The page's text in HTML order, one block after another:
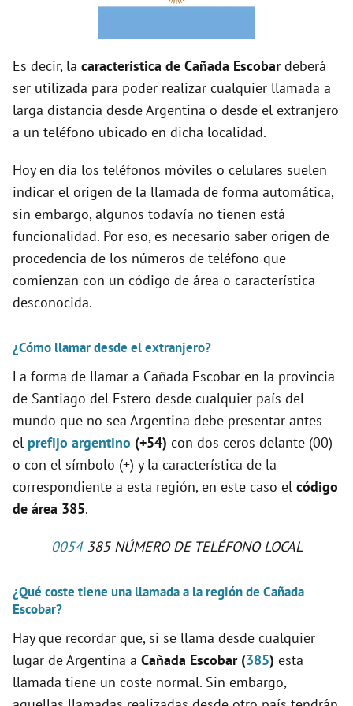
i
d
e
o
Es decir, la característica de Cañada Escobardeberá
ser utilizada para poder realizar cualquier llamada a
larga distancia desde Argentina o desde el extranjero
a un teléfono ubicado en dicha localidad.
Hoy en día los teléfonos móviles o celulares suelen
indicar el origen de la llamada de forma automática,
sin embargo, algunos todavía no tienen está
funcionalidad. Por eso, es necesario saber origen de
procedencia de los números de teléfono que
comienzan con un código de área o característica
desconocida.
¿Cómo llamar desde el extranjero?
La forma de llamar a Cañada Escobar en la provincia
de Santiago del Estero desde cualquier país del
mundo que no sea Argentina debe presentar antes
el prefijo argentino (+54) con dos ceros delante (00)
o con el símbolo (+) y la característica de la
correspondiente a esta región, en este caso el código
de área 385.
0054385 NÚMERO DE TELÉFONO LOCAL
¿Qué coste tiene una llamada a la región de Cañada
Escobar?
Hay que recordar que, si se llama desde cualquier
lugar de Argentina a Cañada Escobar (385) esta
llamada tiene un coste normal. Sin embargo,